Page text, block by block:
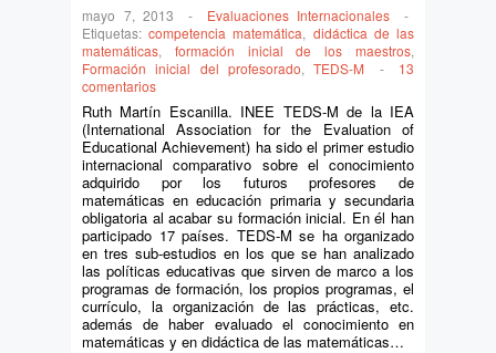
mayo 7, 2013 - Evaluaciones Internacionales
-
Etiquetas:competencia matemática, didáctica de las
matemáticas, formación inicial de los maestros,
Formación inicial del profesorado,TEDS-M -
13
comentarios
Ruth Martín Escanilla. INEE TEDS-M de la IEA
(International Association for the Evaluation of
Educational Achievement) ha sido el primer estudio
internacional comparativo sobre el conocimiento
adquirido por los futuros profesores de
matemáticas en educación primaria y secundaria
obligatoria al acabar su formación inicial. En él han
participado 17 países. TEDS-M se ha organizado
en tres sub-estudios en los que se han analizado
las políticas educativas que sirven de marco a los
programas de formación, los propios programas, el
currículo, la organización de las prácticas, etc.
además de haber evaluado el conocimiento en
matemáticas y en didáctica de las matemáticas…